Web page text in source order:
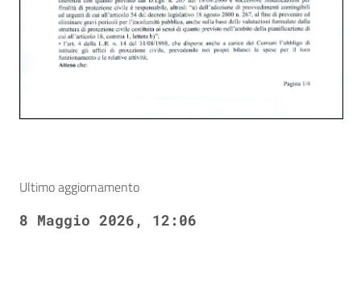
Ultimo aggiornamento
8 Maggio 2026, 12:06